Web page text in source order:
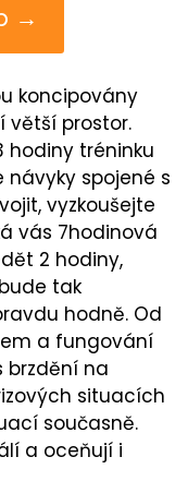
→
koncipovány
větší prostor.
hodiny tréninku
spojené s
vyzkoušejte
vás 7hodinová
2 hodiny,
tak
hodně. Od
a fungování
brzdění na
situacích
současně.
a oceňují i